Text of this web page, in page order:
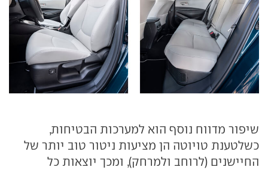
שיפור מדווח נוסף הוא למערכות הבטיחות,
כשלטענת טויוטה הן מציעות ניטור טוב יותר של
החיישנים (לרוחב ולמרחק), ומכך יוצאות כל